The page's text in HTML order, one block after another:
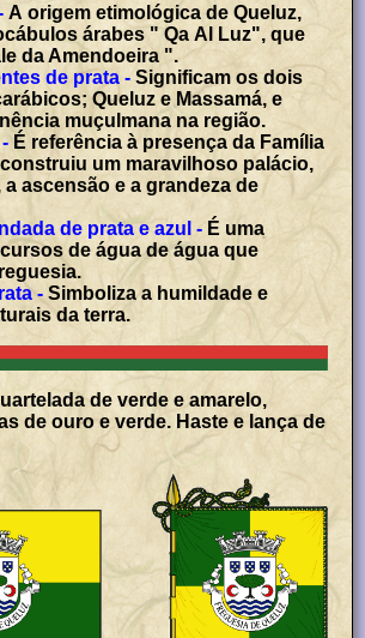
A origem etimológica de Queluz,
árabes " Qa Al Luz", que
da Amendoeira ".
de prata - Significam os dois
Queluz e Massamá, e
muçulmana na região.
É referência à presença da Família
um maravilhoso palácio,
ascensão e a grandeza de
de prata e azul -É uma
de água de água que
- Simboliza a humildade e
da terra.
de verde e amarelo,
de ouro e verde. Haste e lança de